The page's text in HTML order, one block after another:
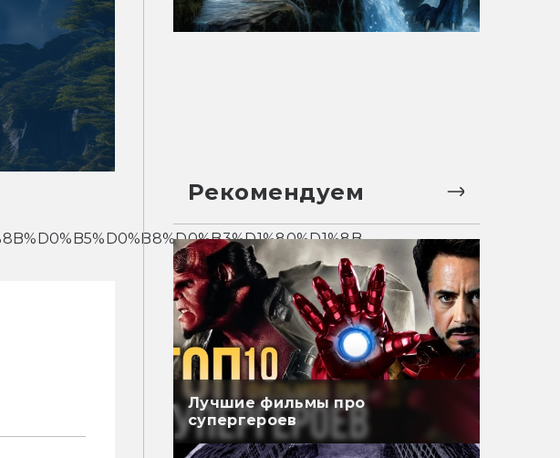
Рекомендуем
Лучшие фильмы про
супергероев